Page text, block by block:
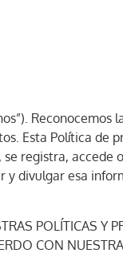
Esta Política de
registra, accede
divulgar esa
POLÍTICAS Y
CON